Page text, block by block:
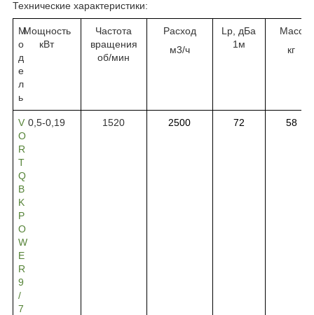
Технические характеристики:
М
о
д
е
л
ь
Мощность
кВт
Частота
вращения
об/мин
Расход
м3/ч
Lp, дБа
1 м
Масс
кг
V
O
R
T
Q
B
K
P
O
W
E
R
9
/
7
0,5-0,19 1520 2500 72 58